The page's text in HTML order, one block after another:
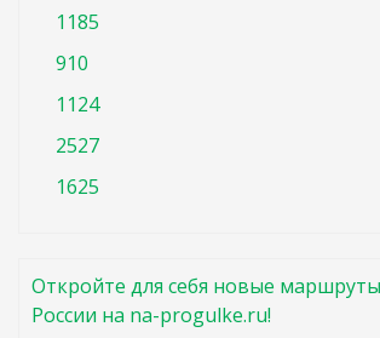
1185
910
1124
2527
1625
Откройте для себя новые
России на na-progulke.ru!